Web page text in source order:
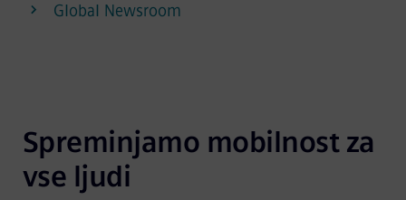
Global Newsroom
Spreminjamo mobilnost za
vse ljudi